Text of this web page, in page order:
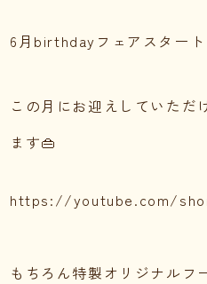
6月birthdayフェアスター
この月にお迎えしていただ
ます👜
https://youtube.com/
もちろん特製オリジナルフ